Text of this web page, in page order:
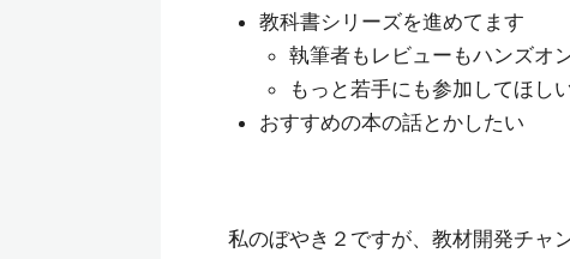
教科書シリーズを進めてます
執筆者もレビューもハンズオ
もっと若手にも参加してほし
おすすめの本の話とかしたい
私のぼやき２ですが、教材開発チャ